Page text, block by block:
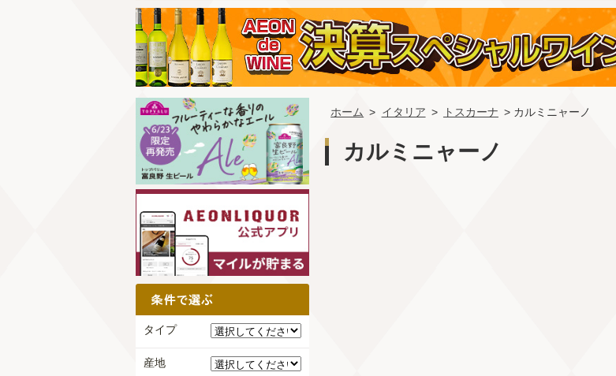
ホーム > イタリア > トスカーナ > カルミニャーノ
カルミニャーノ
タイプ
産地